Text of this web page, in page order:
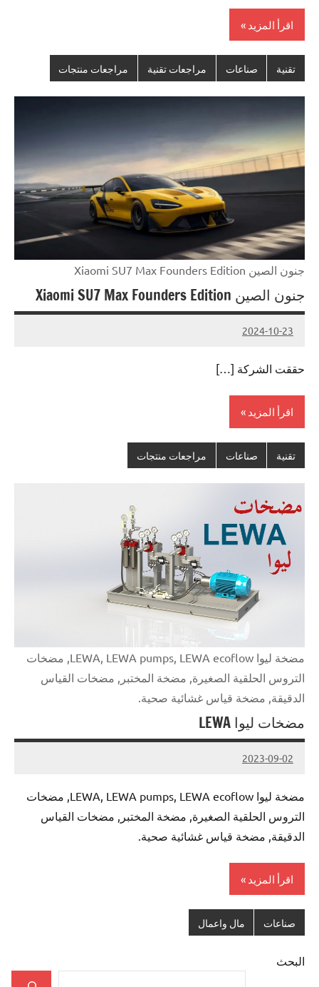
اقرأ المزيد
تقنية صناعات مراجعات تقنية مراجعات منتجات
جنون الصين Xiaomi SU7 Max Founders Edition
جنون الصين Xiaomi SU7 Max Founders Edition
2024-10-23
Admin#
لا
تعليقات
حققت الشركة […]
اقرأ المزيد
تقنية صناعات مراجعات منتجات
مضخة ليوا LEWA, LEWA pumps, LEWA ecoflow, مضخات
التروس الحلقية الصغيرة, مضخة المختبر, مضخات القياس
الدقيقة, مضخة قياس غشائية صحية.
مضخات ليوا LEWA
2023-09-02
Admin
مضخة ليوا LEWA, LEWA pumps, LEWA ecoflow, مضخات
التروس الحلقية الصغيرة, مضخة المختبر, مضخات القياس
الدقيقة, مضخة قياس غشائية صحية.
اقرأ المزيد
صناعات مال واعمال
البحث